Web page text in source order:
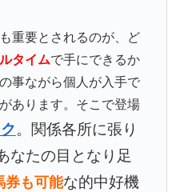
重要とされるのが、ど
タイムで手にできるか
事ながら個人が入手で
あります。そこで登場
。関係各所に張り
なたの目となり足
券も可能な的中好機